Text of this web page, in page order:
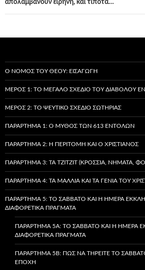
απολαμβάνουν ειρήνη, και τίποτα…
Ο ΝΌΜΟΣ ΤΟΥ ΘΕΟΎ: ΕΙΣΑΓΩΓΉ
ΜΈΡΟΣ 1: ΤΟ ΜΕΓΆΛΟ ΣΧΈΔΙΟ ΤΟΥ ΔΙΑΒΌΛΟΥ
ΜΈΡΟΣ 2: ΤΟ ΨΕΎΤΙΚΟ ΣΧΈΔΙΟ ΣΩΤΗΡΊΑΣ
ΠΑΡΆΡΤΗΜΑ 1: Ο ΜΎΘΟΣ ΤΩΝ 613 ΕΝΤΟΛΏΝ
ΠΑΡΆΡΤΗΜΑ 2: Η ΠΕΡΙΤΟΜΉ ΚΑΙ Ο ΧΡΙΣΤΙΑΝΌΣ
ΠΑΡΆΡΤΗΜΑ 3: ΤΑ TZITZIT (ΚΡΌΣΣΙΑ, ΝΉΜΑΤΑ,
ΠΑΡΆΡΤΗΜΑ 4: ΤΑ ΜΑΛΛΙΆ ΚΑΙ ΤΑ ΓΈΝΙΑ ΤΟΥ
ΠΑΡΆΡΤΗΜΑ 5: ΤΟ ΣΆΒΒΑΤΟ ΚΑΙ Η ΗΜΈΡΑ
ΔΙΑΦΟΡΕΤΙΚΆ ΠΡΆΓΜΑΤΑ
ΠΑΡΆΡΤΗΜΑ 5A: ΤΟ ΣΆΒΒΑΤΟ ΚΑΙ Η ΗΜΈΡΑ
ΔΙΑΦΟΡΕΤΙΚΆ ΠΡΆΓΜΑΤΑ
ΠΑΡΆΡΤΗΜΑ 5B: ΠΏΣ ΝΑ ΤΗΡΕΊΤΕ ΤΟ
ΕΠΟΧΉ